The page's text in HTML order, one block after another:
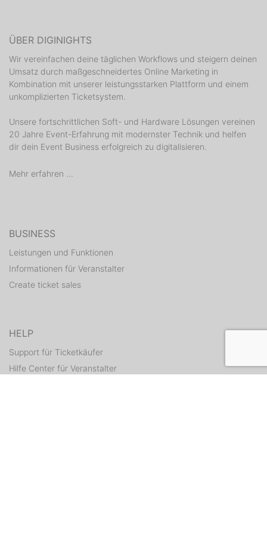
ÜBER DIGINIGHTS
Wir vereinfachen deine täglichen Workflows und steigern deinen
Umsatz durch maßgeschneidertes Online Marketing in
Kombination mit unserer leistungsstarken Plattform und einem
unkomplizierten Ticketsystem.
Unsere fortschrittlichen Soft- und Hardware Lösungen vereinen
20 Jahre Event-Erfahrung mit modernster Technik und helfen
dir dein Event Business erfolgreich zu digitalisieren.
Mehr erfahren ...
BUSINESS
Leistungen und Funktionen
Informationen für Veranstalter
Create ticket sales
HELP
Support für Ticketkäufer
Hilfe Center für Veranstalter